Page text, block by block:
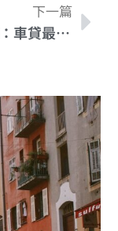
下一篇
車貸必備：車貸最低收入要求全攻略！